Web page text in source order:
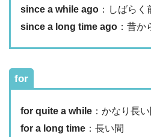
since a while ago ：しばらく
since a long time ago ：昔か
for
for quite a while ：かなり長
for a long time ：長い間